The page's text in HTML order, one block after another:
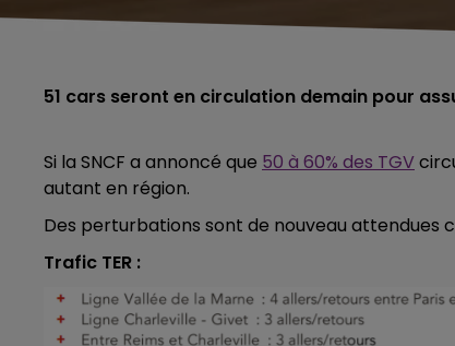
51 cars seront en circulation demain pour
Si la SNCF a annoncé que 50 à 60% des TGV
autant en région.
Des perturbations sont de nouveau attendues
Trafic TER :